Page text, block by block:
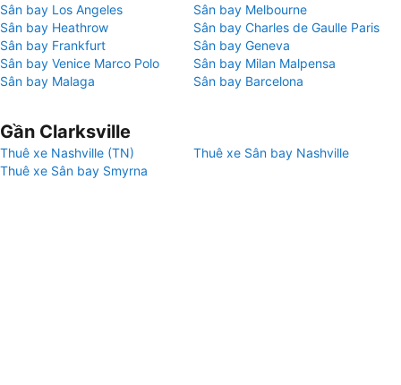
Sân bay Los Angeles
Sân bay Melbourne
Sân bay Heathrow
Sân bay Charles de Gaulle Paris
Sân bay Frankfurt
Sân bay Geneva
Sân bay Venice Marco Polo
Sân bay Milan Malpensa
Sân bay Malaga
Sân bay Barcelona
Gần Clarksville
Thuê xe Nashville (TN)
Thuê xe Sân bay Nashville
Thuê xe Sân bay Smyrna